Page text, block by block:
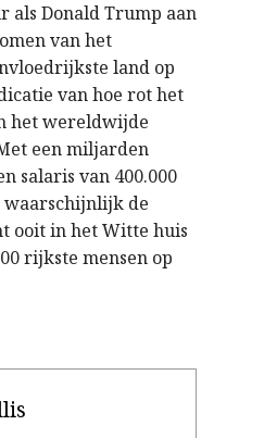
als Donald Trump aan
van het
land op
van hoe rot het
het wereldwijde
een miljarden
salaris van 400.000
de
ooit in het Witte huis
rijkste mensen op